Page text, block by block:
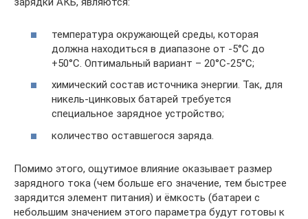
температура окружающей среды, которая
должна находиться в диапазоне от -5°С до
+50°С. Оптимальный вариант – 20°С-25°С;
химический состав источника энергии. Так, для
никель-цинковых батарей требуется
специальное зарядное устройство;
количество оставшегося заряда.
Помимо этого, ощутимое влияние оказывает размер
зарядного тока (чем больше его значение, тем быстрее
зарядится элемент питания) и ёмкость (батареи с
небольшим значением этого параметра будут готовы к